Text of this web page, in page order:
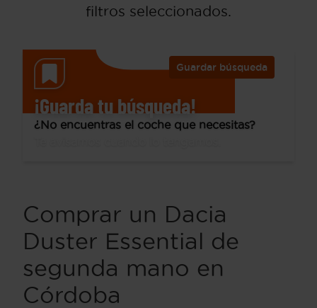
filtros seleccionados.
Guardar búsqueda
¡Guarda tu búsqueda!
¿No encuentras el coche que necesitas?
Comprar un Dacia
Duster Essential de
segunda mano en
Córdoba